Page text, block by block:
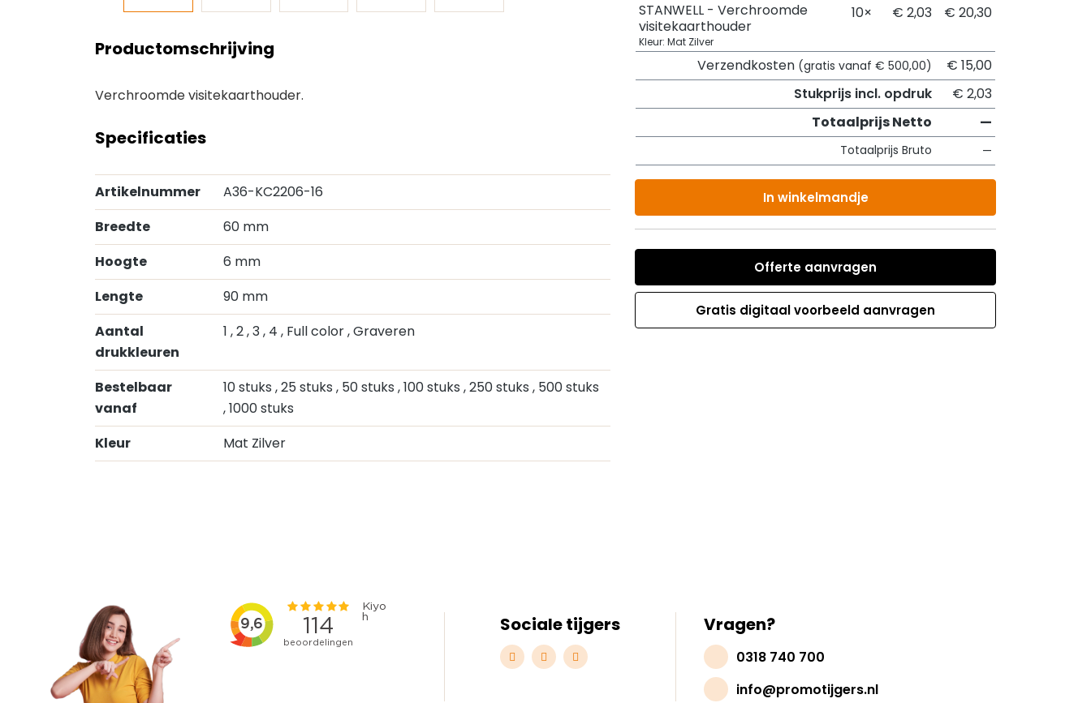
Productomschrijving
Verchroomde visitekaarthouder.
Specificaties
Artikelnummer
A36-KC2206-16
Breedte
60 mm
Hoogte
6 mm
Lengte
90 mm
Aantal
drukkleuren
1 , 2, 3, 4 , Full color, Graveren
Bestelbaar
vanaf
10 stuks , 25 stuks , 50 stuks , 100 stuks , 250 stuks , 500 stuks
, 1000 stuks
Kleur
Mat Zilver
STANWELL - Verchroomde
visitekaarthouder
Kleur: Mat Zilver
10× € 2,03 € 20,30
Verzendkosten (gratis vanaf € 500,00)
€ 15,00
Stukprijs incl. opdruk
€ 2,03
Totaalprijs Netto
—
Totaalprijs Bruto —
In winkelmandje
Offerte aanvragen
Gratis digitaal voorbeeld aanvragen
Sociale tijgers Vragen?
0318 740 700
info@promotijgers.nl